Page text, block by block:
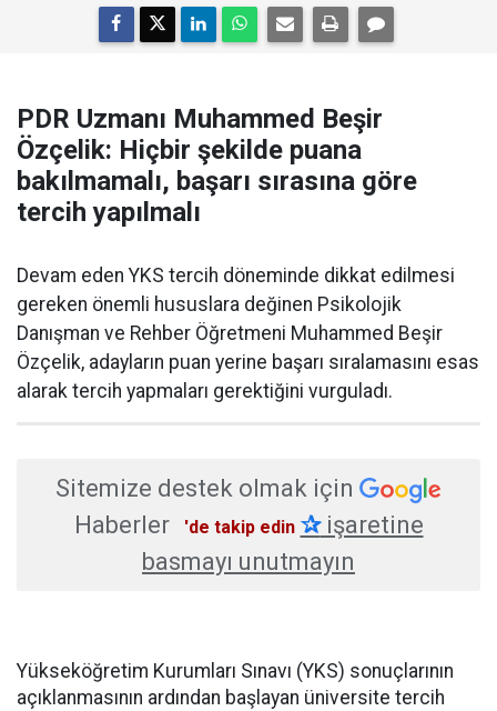
PDR Uzmanı Muhammed Beşir
Özçelik: Hiçbir şekilde puana
bakılmamalı, başarı sırasına göre
tercih yapılmalı
Devam eden YKS tercih döneminde dikkat edilmesi
gereken önemli hususlara değinen Psikolojik
Danışman ve Rehber Öğretmeni Muhammed Beşir
Özçelik, adayların puan yerine başarı sıralamasını esas
alarak tercih yapmaları gerektiğini vurguladı.
Sitemize destek olmak için
Haberler
'de takip edin ✰işaretine
basmayı unutmayın
Yükseköğretim Kurumları Sınavı (YKS) sonuçlarının
açıklanmasının ardından başlayan üniversite tercih